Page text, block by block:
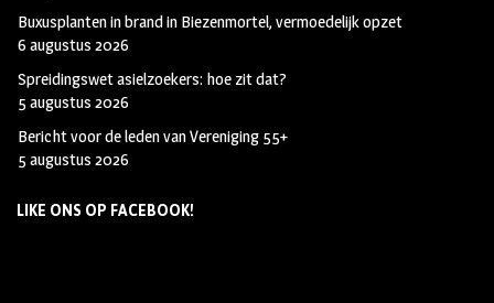
Buxusplanten in brand in Biezenmortel, vermoedelijk opzet
6 augustus 2026
Spreidingswet asielzoekers: hoe zit dat?
5 augustus 2026
Bericht voor de leden van Vereniging 55+
5 augustus 2026
LIKE ONS OP FACEBOOK!